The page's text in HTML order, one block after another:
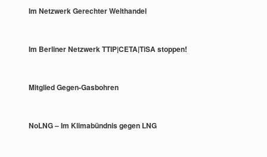
Im Netzwerk Gerechter Welthandel
Im Berliner Netzwerk TTIP|CETA|TiSA stoppen!
Mitglied Gegen-Gasbohren
NoLNG – Im Klimabündnis gegen LNG